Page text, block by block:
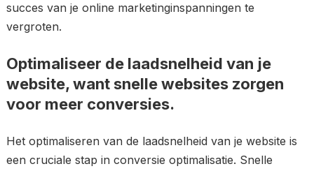
succes van je online marketinginspanningen te
vergroten.
Optimaliseer de laadsnelheid van je
website, want snelle websites zorgen
voor meer conversies.
Het optimaliseren van de laadsnelheid van je website is
een cruciale stap in conversie optimalisatie. Snelle